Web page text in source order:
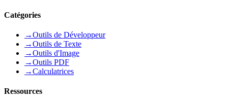
Catégories
→Outils de Développeur
→Outils de Texte
→Outils d'Image
→Outils PDF
→Calculatrices
Ressources